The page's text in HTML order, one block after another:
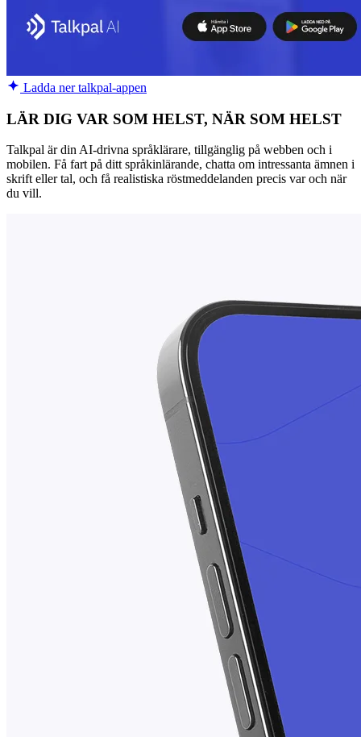
Ladda ner talkpal-appen
LÄR DIG VAR SOM HELST, NÄR SOM HELST
Talkpal är din AI-drivna språklärare, tillgänglig på webben och i
mobilen. Få fart på ditt språkinlärande, chatta om intressanta ämnen i
skrift eller tal, och få realistiska röstmeddelanden precis var och när
du vill.